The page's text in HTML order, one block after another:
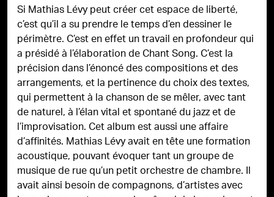
Si Mathias Lévy peut créer cet espace de liberté,
c’est qu’il a su prendre le temps d’en dessiner le
périmètre. C’est en effet un travail en profondeur qui
a présidé à l’élaboration de Chant Song. C’est la
précision dans l’énoncé des compositions et des
arrangements, et la pertinence du choix des textes,
qui permettent à la chanson de se mêler, avec tant
de naturel, à l’élan vital et spontané du jazz et de
l’improvisation. Cet album est aussi une affaire
d’affinités. Mathias Lévy avait en tête une formation
acoustique, pouvant évoquer tant un groupe de
musique de rue qu’un petit orchestre de chambre. Il
avait ainsi besoin de compagnons, d’artistes avec